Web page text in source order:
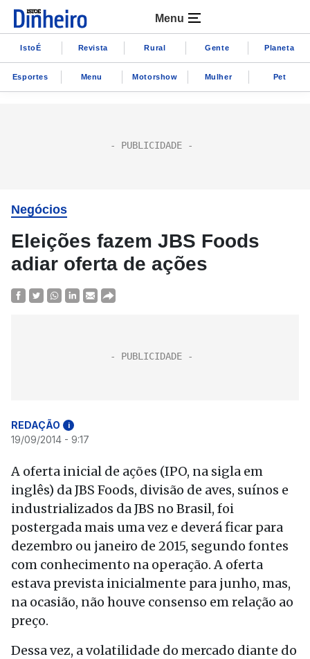
Menu
IstoÉ Revista Rural Gente Planeta
Esportes Menu Motorshow Mulher Pet
Negócios
Eleições fazem JBS Foods
adiar oferta de ações
REDAÇÃO i
19/09/2014 - 9:17
A oferta inicial de ações (IPO, na sigla em
inglês) da JBS Foods, divisão de aves, suínos e
industrializados da JBS no Brasil, foi
postergada mais uma vez e deverá ficar para
dezembro ou janeiro de 2015, segundo fontes
com conhecimento na operação. A oferta
estava prevista inicialmente para junho, mas,
na ocasião, não houve consenso em relação ao
preço.
Dessa vez, a volatilidade do mercado diante do